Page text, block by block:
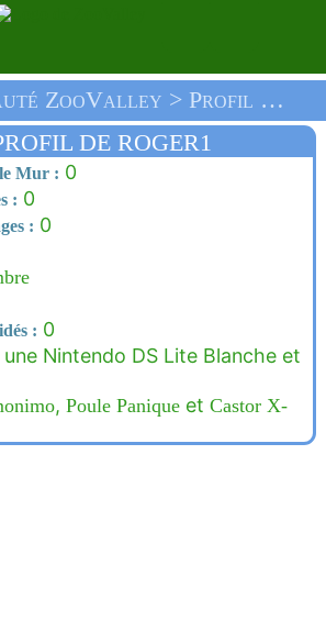
Communauté ZooValley > Profil De Roger1 > Accueil
DE ROGER1
le Mur : 0
: 0
: 0
: 0
une Nintendo DS Lite Blanche et
,Poule Panique etCastor X-